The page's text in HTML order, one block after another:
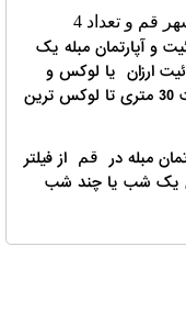
تعداد 4 اقامتگاه در شهر قم و تعداد 4
و آپارتمان مبله یک
ارزان یا لوکس و
اجاره آپارتمان مبله وجود دارد از اتاق و سوئیت 30 متری تا لوکس ترین
مبله در
قم
از فیلتر
یک شب یا چند شب